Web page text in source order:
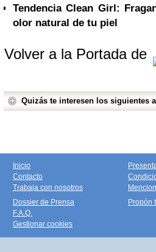
Tendencia Clean Girl:
olor natural de tu piel
Volver a la Portada de
Quizás te interesen los siguientes
Inicio
Contacto
Trabaja con nosotros
Dossier de Prensa
F.A.Q.
Gestionar cookies
Propón